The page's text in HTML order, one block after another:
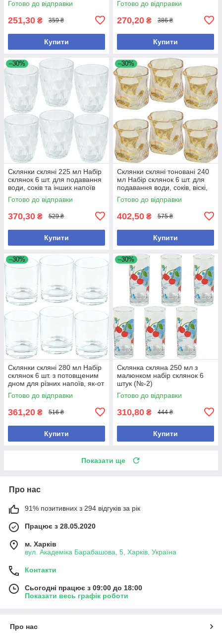
напоїв
Готово до відправки
251,30 ₴ 359 ₴
Купити
віскі
Готово до відправки
270,20 ₴ 386 ₴
Купити
–30%
Склянки скляні 225 мл Набір
склянок 6 шт. для подавання
води, соків та інших напоїв
Готово до відправки
370,30 ₴ 529 ₴
Купити
–30%
Склянки скляні тоновані 240
мл Набір склянок 6 шт. для
подавання води, соків, віскі,
коктейлів та інших напоїв
Готово до відправки
402,50 ₴ 575 ₴
Купити
–30%
Склянки скляні 280 мл Набір
склянок 6 шт. з потовщеним
дном для різних напоїв, як-от
вода, сік або віскі
Готово до відправки
361,20 ₴ 516 ₴
Купити
–30%
Склянка скляна 250 мл з
малюнком набір склянок 6
штук (№-2)
Готово до відправки
310,80 ₴ 444 ₴
Купити
Показати ще
Про нас
91% позитивних з 294 відгуків за рік
Працює з 28.05.2020
м. Харків
вул. Академіка Барабашова, 5, Харків, Україна
Контакти
Сьогодні працює з 09:00 до 18:00
Показати весь графік роботи
Про нас